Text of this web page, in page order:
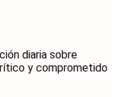
diaria sobre
y comprometido